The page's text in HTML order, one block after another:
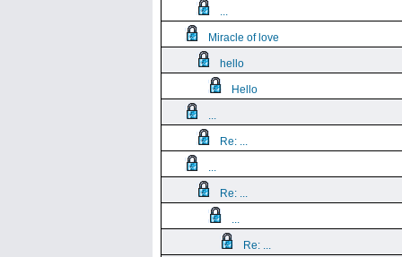
...
Miracle of love
hello
Hello
...
Re: ...
...
Re: ...
...
Re: ...